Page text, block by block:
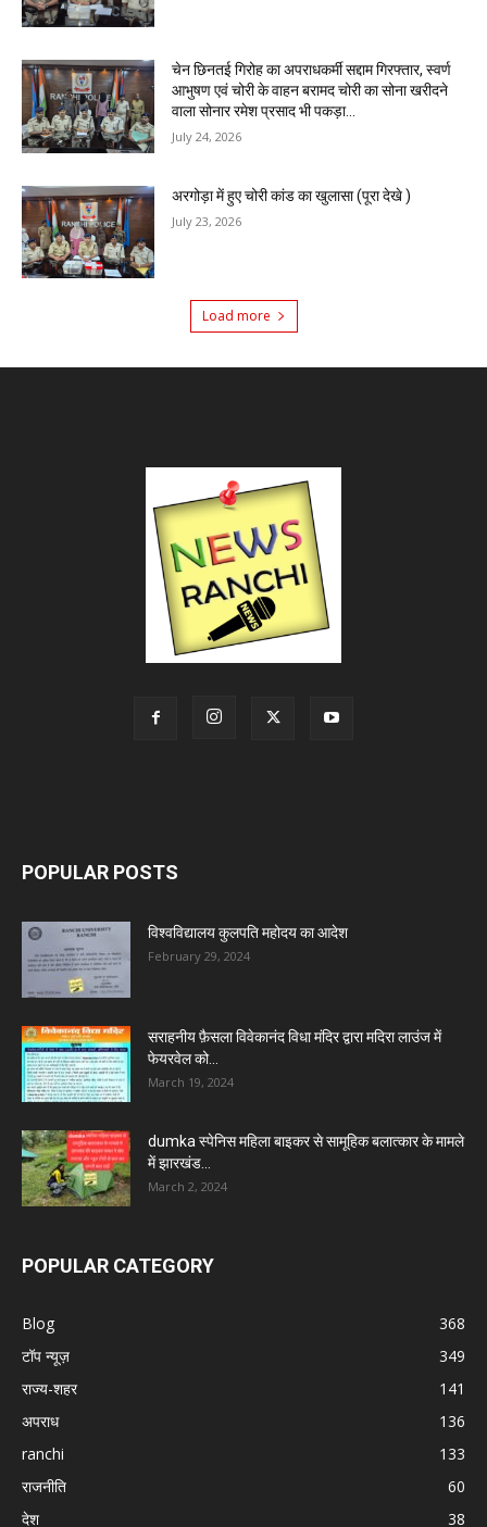
चेन छिनतई गिरोह का अपराधकर्मी सद्दाम गिरफ्तार, स्वर्ण
आभुषण एवं चोरी के वाहन बरामद चोरी का सोना खरीदने
वाला सोनार रमेश प्रसाद भी पकड़ा...
July 24, 2026
अरगोड़ा में हुए चोरी कांड का खुलासा (पूरा देखे )
July 23, 2026
Load more
POPULAR POSTS
विश्वविद्यालय कुलपति महोदय का आदेश
February 29, 2024
सराहनीय फ़ैसला विवेकानंद विधा मंदिर द्वारा मदिरा लाउंज में
फेयरवेल को...
March 19, 2024
dumka स्पेनिस महिला बाइकर से सामूहिक बलात्कार के मामले
में झारखंड...
March 2, 2024
POPULAR CATEGORY
Blog
368
टॉप न्यूज़
349
राज्य-शहर
141
अपराध
136
ranchi
133
राजनीति
60
देश
38